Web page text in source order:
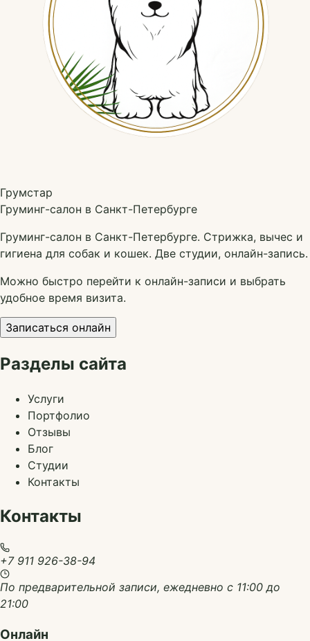
Грумстар
Груминг-салон в Санкт-Петербурге
Груминг-салон в Санкт-Петербурге. Стрижка, вычес и
гигиена для собак и кошек. Две студии, онлайн-запись.
Можно быстро перейти к онлайн-записи и выбрать
удобное время визита.
Записаться онлайн
Разделы сайта
Услуги
Портфолио
Отзывы
Блог
Студии
Контакты
Контакты
+7 911 926-38-94
По предварительной записи, ежедневно с 11:00 до
21:00
Онлайн